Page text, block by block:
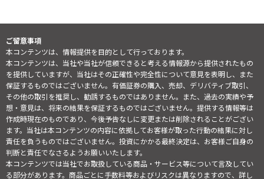
ご留意事項
本コンテンツは、情報提供を目的として行っております。
本コンテンツは、当社や当社が信頼できると考える情報源から提供されたもの
を提供していますが、当社はその正確性や完全性について意見を表明し、また
保証するものではございません。有価証券の購入、売却、デリバティブ取引、
その他の取引を推奨し、勧誘するものではありません。また、過去の実績や予
想・意見は、将来の結果を保証するものではございません。提供する情報等は
作成時現在のものであり、今後予告なしに変更または削除されることがござい
ます。当社は本コンテンツの内容に依拠してお客様が取った行動の結果に対し
責任を負うものではございません。投資にかかる最終決定は、お客様ご自身の
判断と責任でなさるようお願いいたします。
本コンテンツでは当社でお取扱している商品・サービス等について言及してい
る部分があります。商品ごとに手数料等およびリスクは異なりますので、詳し